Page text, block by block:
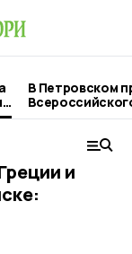
В Петровском
спорта»
и